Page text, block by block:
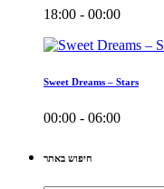
18:00 - 00:00
Sweet Dreams – Stars
00:00 - 06:00
חיפוש באתר